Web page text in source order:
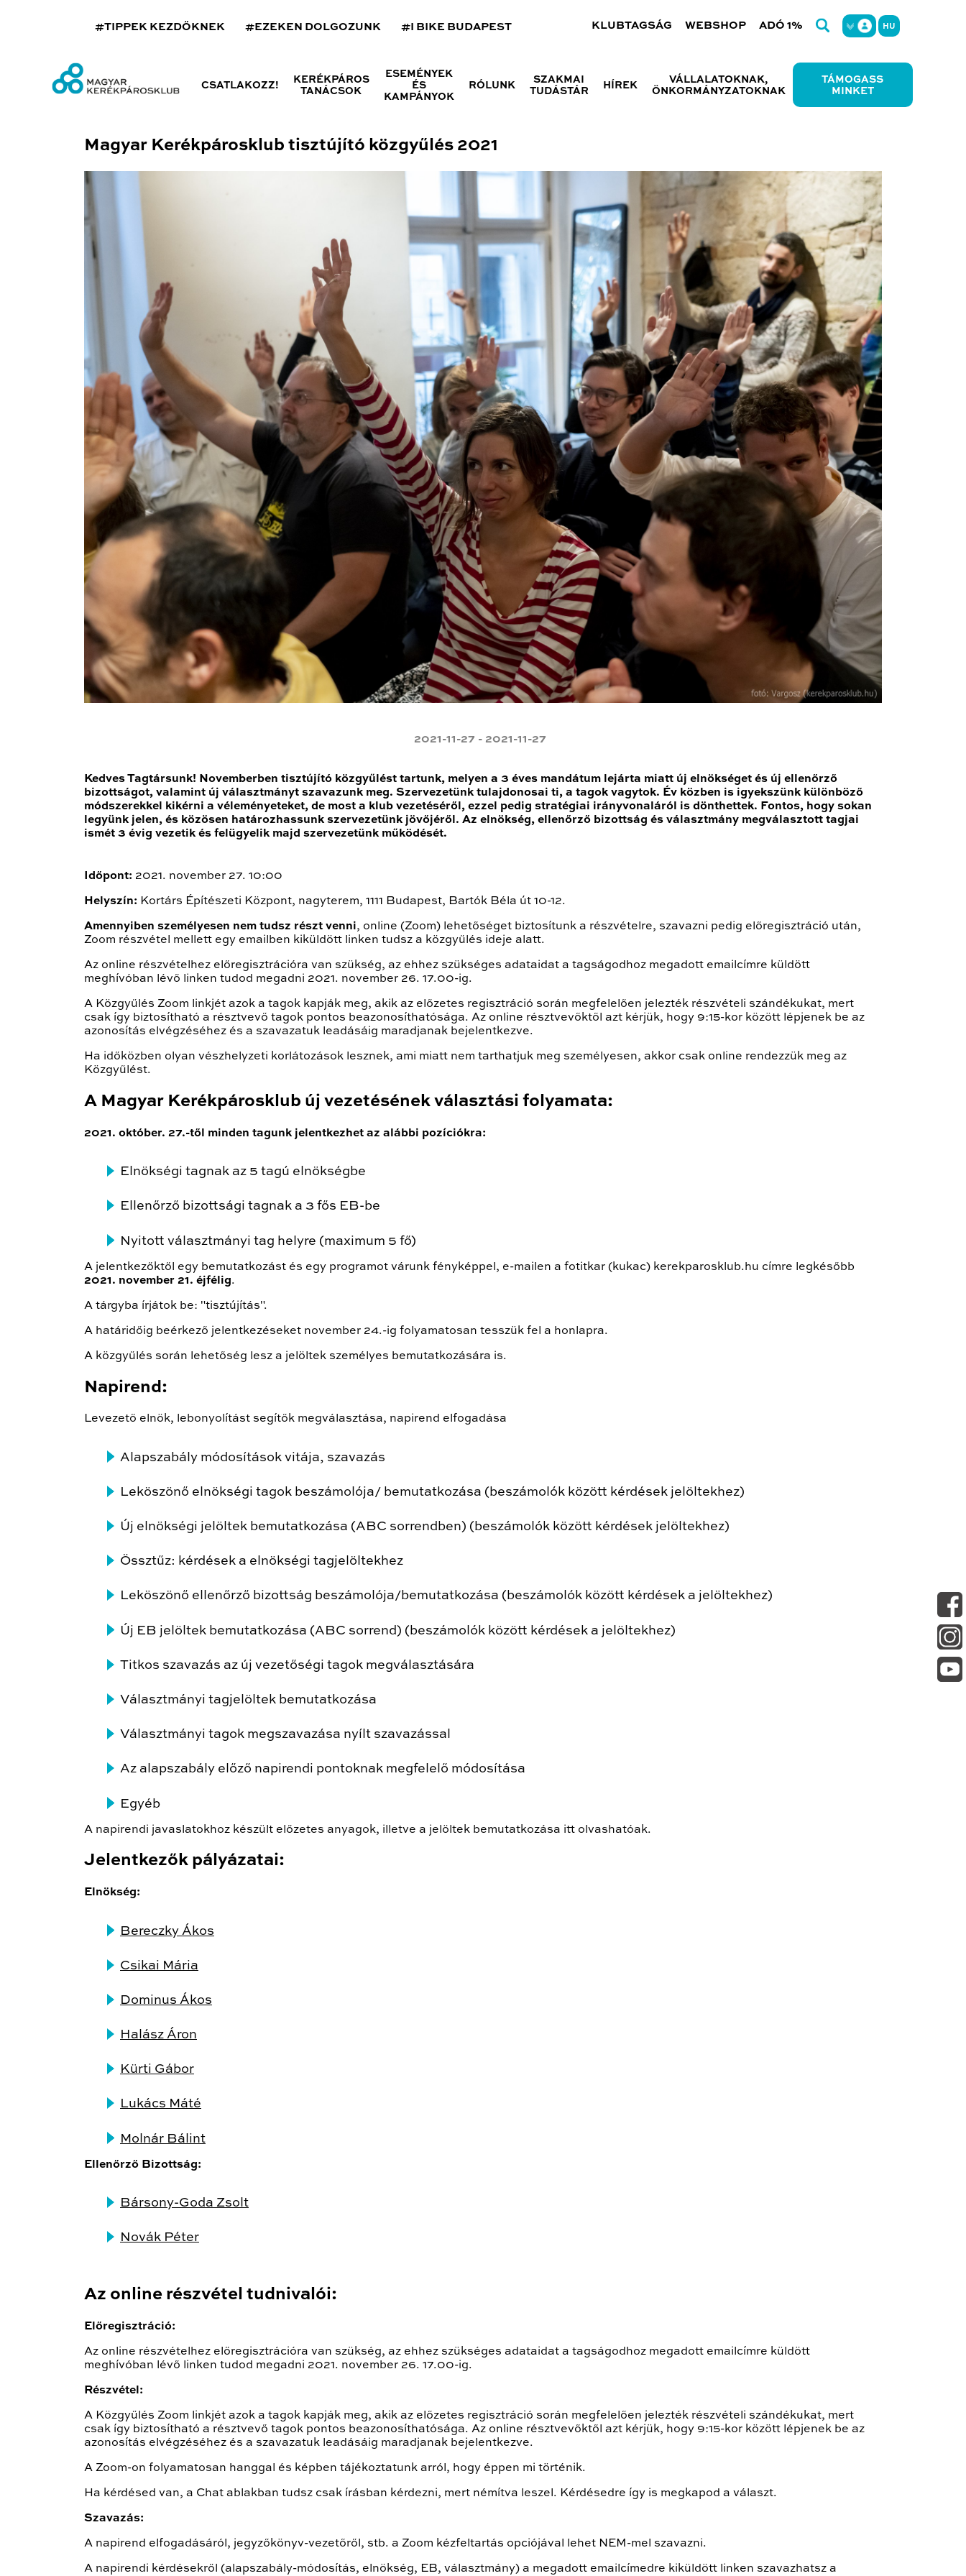
#TIPPEK KEZDŐKNEK #EZEKEN DOLGOZUNK #I BIKE BUDAPEST KLUBTAGSÁG WEBSHOP ADÓ 1% HU
CSATLAKOZZ!
KERÉKPÁROS
TANÁCSOK
ESEMÉNYEK
ÉS
KAMPÁNYOK
RÓLUNK
SZAKMAI
TUDÁSTÁR
HÍREK
VÁLLALATOKNAK,
ÖNKORMÁNYZATOKNAK
TÁMOGASS
MINKET
Magyar Kerékpárosklub tisztújító közgyűlés 2021
2021-11-27 - 2021-11-27
Kedves Tagtársunk! Novemberben tisztújító közgyűlést tartunk, melyen a 3 éves mandátum lejárta miatt új elnökséget és új ellenőrző
bizottságot, valamint új választmányt szavazunk meg. Szervezetünk tulajdonosai ti, a tagok vagytok. Év közben is igyekszünk különböző
módszerekkel kikérni a véleményeteket, de most a klub vezetéséről, ezzel pedig stratégiai irányvonaláról is dönthettek. Fontos, hogy sokan
legyünk jelen, és közösen határozhassunk szervezetünk jövőjéről. Az elnökség, ellenőrző bizottság és választmány megválasztott tagjai
ismét 3 évig vezetik és felügyelik majd szervezetünk működését.
Időpont: 2021. november 27. 10:00
Helyszín: Kortárs Építészeti Központ, nagyterem, 1111 Budapest, Bartók Béla út 10-12.
Amennyiben személyesen nem tudsz részt venni, online (Zoom) lehetőséget biztosítunk a részvételre, szavazni pedig előregisztráció után,
Zoom részvétel mellett egy emailben kiküldött linken tudsz a közgyűlés ideje alatt.
Az online részvételhez előregisztrációra van szükség, az ehhez szükséges adataidat a tagságodhoz megadott emailcímre küldött
meghívóban lévő linken tudod megadni 2021. november 26. 17.00-ig.
A Közgyűlés Zoom linkjét azok a tagok kapják meg, akik az előzetes regisztráció során megfelelően jelezték részvételi szándékukat, mert
csak így biztosítható a résztvevő tagok pontos beazonosíthatósága. Az online résztvevőktől azt kérjük, hogy 9:15-kor között lépjenek be az
azonosítás elvégzéséhez és a szavazatuk leadásáig maradjanak bejelentkezve.
Ha időközben olyan vészhelyzeti korlátozások lesznek, ami miatt nem tarthatjuk meg személyesen, akkor csak online rendezzük meg az
Közgyűlést.
A Magyar Kerékpárosklub új vezetésének választási folyamata:
2021. október. 27.-től minden tagunk jelentkezhet az alábbi pozíciókra:
Elnökségi tagnak az 5 tagú elnökségbe
Ellenőrző bizottsági tagnak a 3 fős EB-be
Nyitott választmányi tag helyre (maximum 5 fő)
A jelentkezőktől egy bemutatkozást és egy programot várunk fényképpel, e-mailen a fotitkar (kukac) kerekparosklub.hu címre legkésőbb
2021. november 21. éjfélig.
A tárgyba írjátok be: "tisztújítás".
A határidőig beérkező jelentkezéseket november 24.-ig folyamatosan tesszük fel a honlapra.
A közgyűlés során lehetőség lesz a jelöltek személyes bemutatkozására is.
Napirend:
Levezető elnök, lebonyolítást segítők megválasztása, napirend elfogadása
Alapszabály módosítások vitája, szavazás
Leköszönő elnökségi tagok beszámolója/ bemutatkozása (beszámolók között kérdések jelöltekhez)
Új elnökségi jelöltek bemutatkozása (ABC sorrendben) (beszámolók között kérdések jelöltekhez)
Össztűz: kérdések a elnökségi tagjelöltekhez
Leköszönő ellenőrző bizottság beszámolója/bemutatkozása (beszámolók között kérdések a jelöltekhez)
Új EB jelöltek bemutatkozása (ABC sorrend) (beszámolók között kérdések a jelöltekhez)
Titkos szavazás az új vezetőségi tagok megválasztására
Választmányi tagjelöltek bemutatkozása
Választmányi tagok megszavazása nyílt szavazással
Az alapszabály előző napirendi pontoknak megfelelő módosítása
Egyéb
A napirendi javaslatokhoz készült előzetes anyagok, illetve a jelöltek bemutatkozása itt olvashatóak.
Jelentkezők pályázatai:
Elnökség:
Bereczky Ákos
Csikai Mária
Dominus Ákos
Halász Áron
Kürti Gábor
Lukács Máté
Molnár Bálint
Ellenőrző Bizottság:
Bársony-Goda Zsolt
Novák Péter
Az online részvétel tudnivalói:
Előregisztráció:
Az online részvételhez előregisztrációra van szükség, az ehhez szükséges adataidat a tagságodhoz megadott emailcímre küldött
meghívóban lévő linken tudod megadni 2021. november 26. 17.00-ig.
Részvétel:
A Közgyűlés Zoom linkjét azok a tagok kapják meg, akik az előzetes regisztráció során megfelelően jelezték részvételi szándékukat, mert
csak így biztosítható a résztvevő tagok pontos beazonosíthatósága. Az online résztvevőktől azt kérjük, hogy 9:15-kor között lépjenek be az
azonosítás elvégzéséhez és a szavazatuk leadásáig maradjanak bejelentkezve.
A Zoom-on folyamatosan hanggal és képben tájékoztatunk arról, hogy éppen mi történik.
Ha kérdésed van, a Chat ablakban tudsz csak írásban kérdezni, mert némítva leszel. Kérdésedre így is megkapod a választ.
Szavazás:
A napirend elfogadásáról, jegyzőkönyv-vezetőről, stb. a Zoom kézfeltartás opciójával lehet NEM-mel szavazni.
A napirendi kérdésekről (alapszabály-módosítás, elnökség, EB, választmány) a megadott emailcímedre kiküldött linken szavazhatsz a